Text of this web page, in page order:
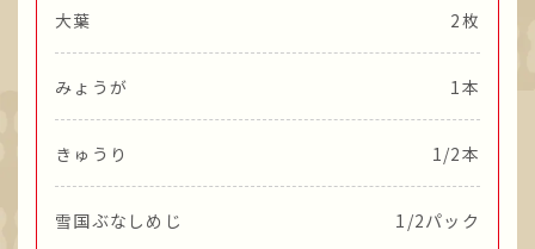
大葉 2枚
みょうが 1本
きゅうり 1/2本
雪国ぶなしめじ 1/2パック